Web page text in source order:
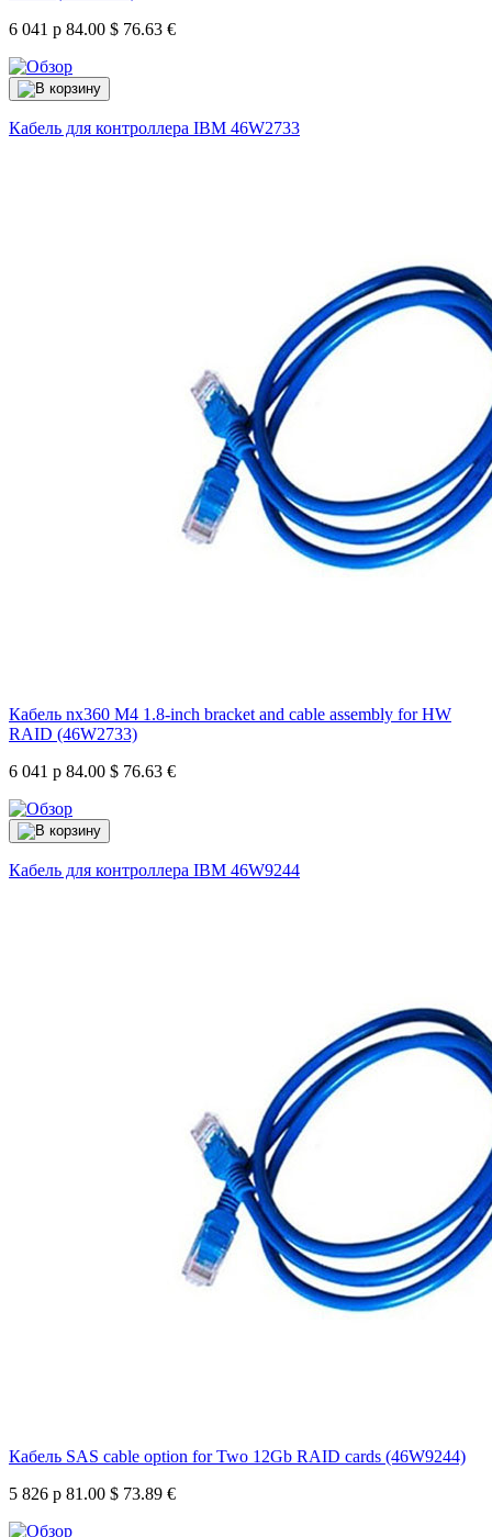
6 041 р 84.00 $ 76.63 €
Кабель для контроллера IBM 46W2733
Кабель nx360 M4 1.8-inch bracket and cable assembly for HW
RAID (46W2733)
6 041 р 84.00 $ 76.63 €
Кабель для контроллера IBM 46W9244
Кабель SAS cable option for Two 12Gb RAID cards (46W9244)
5 826 р 81.00 $ 73.89 €